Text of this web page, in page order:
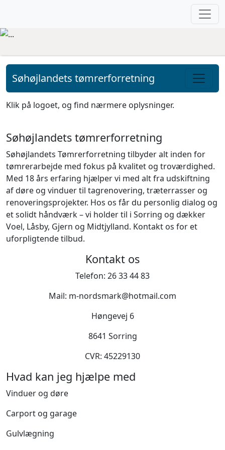
Hovednavigation
Søhøjlandets tømrerforretning
Klik på logoet, og find nærmere oplysninger.
Søhøjlandets tømrerforretning
Søhøjlandets Tømrerforretning tilbyder alt inden for
tømrerarbejde med fokus på kvalitet og troværdighed.
Med 18 års erfaring hjælper vi med alt fra udskiftning
af døre og vinduer til tagrenovering, træterrasser og
renoveringsprojekter. Hos os får du personlig dialog og
et solidt håndværk – vi holder til i Sorring og dækker
Voel, Låsby, Gjern og Midtjylland. Kontakt os for et
uforpligtende tilbud.
Kontakt os
Telefon: 26 33 44 83
Mail: m-nordsmark@hotmail.com
Høngevej 6
8641 Sorring
CVR: 45229130
Hvad kan jeg hjælpe med
Vinduer og døre
Carport og garage
Gulvlægning